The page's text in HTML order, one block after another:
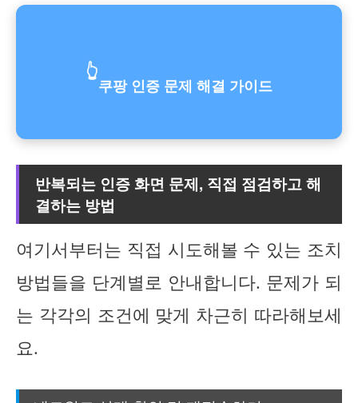
👆
쿠팡 인증 문제 해결 가이드
반복되는 인증 화면 문제, 직접 점검하고 해
결하는 방법
여기서부터는 직접 시도해볼 수 있는 조치
방법들을 단계별로 안내합니다. 문제가 되
는 각각의 조건에 맞게 차근히 따라해보세
요.